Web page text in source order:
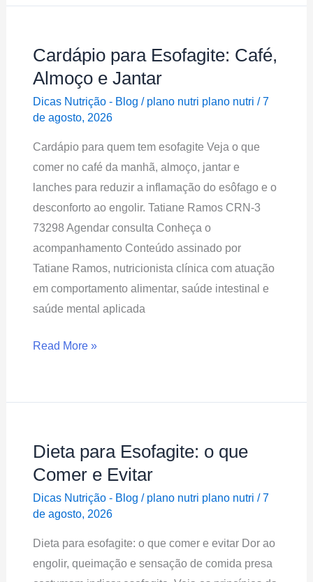
Cardápio para Esofagite: Café,
Almoço e Jantar
Dicas Nutrição - Blog / plano nutri plano nutri/7
de agosto, 2026
Cardápio para quem tem esofagite Veja o que
comer no café da manhã, almoço, jantar e
lanches para reduzir a inflamação do esôfago e o
desconforto ao engolir. Tatiane Ramos CRN-3
73298 Agendar consulta Conheça o
acompanhamento Conteúdo assinado por
Tatiane Ramos, nutricionista clínica com atuação
em comportamento alimentar, saúde intestinal e
saúde mental aplicada
Cardápio
para
Café,
e
Jantar
Read More »
Dieta para Esofagite: o que
Comer e Evitar
Dicas Nutrição - Blog / plano nutri plano nutri/7
de agosto, 2026
Dieta para esofagite: o que comer e evitar Dor ao
engolir, queimação e sensação de comida presa
Dieta
para
o
Comer
e